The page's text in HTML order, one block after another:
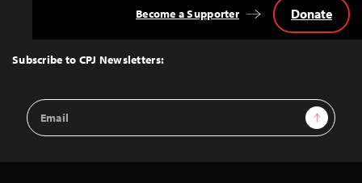
Top
Subscribe to CPJ Newsletters:
Email
Address
Sign Up
Become a Supporter Donate